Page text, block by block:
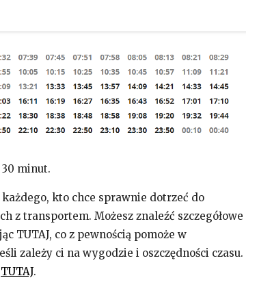
minut.
kto chce sprawnie dotrzeć do
z transportem. Możesz znaleźć szczegółowe
TUTAJ, co z pewnością pomoże w
zależy ci na wygodzie i oszczędności czasu.
TUTAJ.